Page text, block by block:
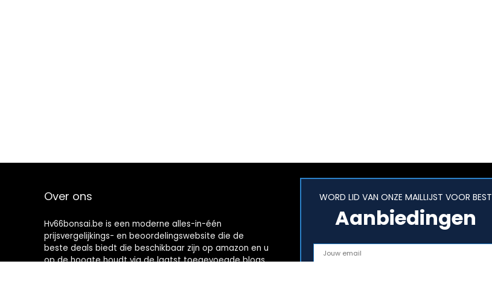
Over ons
Hv66bonsai.be is een moderne alles-in-één
prijsvergelijkings- en beoordelingswebsite die de
beste deals biedt die beschikbaar zijn op amazon en u
op de hoogte houdt via de laatst toegevoegde blogs.
WORD LID VAN ONZE MAILLIJST VOOR BEST
Aanbiedingen